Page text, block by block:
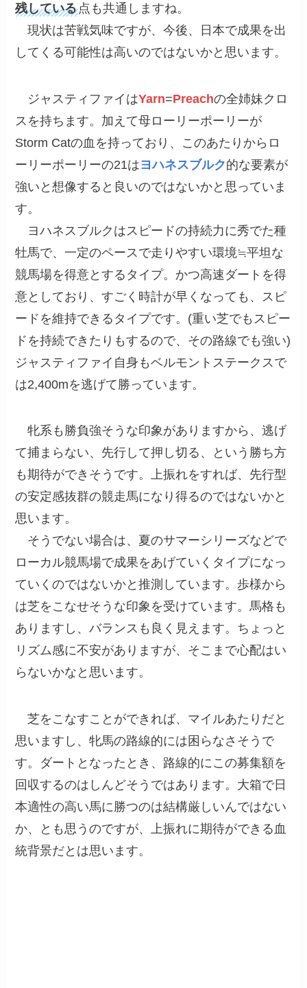
残している点も共通しますね。
現状は苦戦気味ですが、今後、日本で成果を出
してくる可能性は高いのではないかと思います。
ジャスティファイはYarn=Preachの全姉妹クロ
スを持ちます。加えて母ローリーポーリーが
Storm Catの血を持っており、このあたりからロ
ーリーポーリーの21はヨハネスブルク的な要素が
強いと想像すると良いのではないかと思っていま
す。
ヨハネスブルクはスピードの持続力に秀でた種
牡馬で、一定のペースで走りやすい環境≒平坦な
競馬場を得意とするタイプ。かつ高速ダートを得
意としており、すごく時計が早くなっても、スピ
ードを維持できるタイプです。(重い芝でもスピー
ドを持続できたりもするので、その路線でも強い)
ジャスティファイ自身もベルモントステークスで
は2,400mを逃げて勝っています。
牝系も勝負強そうな印象がありますから、逃げ
て捕まらない、先行して押し切る、という勝ち方
も期待ができそうです。上振れをすれば、先行型
の安定感抜群の競走馬になり得るのではないかと
思います。
そうでない場合は、夏のサマーシリーズなどで
ローカル競馬場で成果をあげていくタイプになっ
ていくのではないかと推測しています。歩様から
は芝をこなせそうな印象を受けています。馬格も
ありますし、バランスも良く見えます。ちょっと
リズム感に不安がありますが、そこまで心配はい
らないかなと思います。
芝をこなすことができれば、マイルあたりだと
思いますし、牝馬の路線的には困らなさそうで
す。ダートとなったとき、路線的にこの募集額を
回収するのはしんどそうではあります。大箱で日
本適性の高い馬に勝つのは結構厳しいんではない
か、とも思うのですが、上振れに期待ができる血
統背景だとは思います。